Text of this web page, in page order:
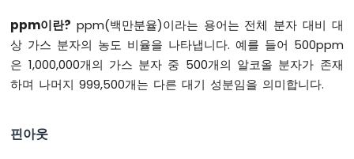
은
누
름
아
노
ppm이란? ppm(백만분율)이라는 용어는 전체 분자 대비 대
상 가스 분자의 농도 비율을 나타냅니다. 예를 들어 500ppm
은 1,000,000개의 가스 분자 중 500개의 알코올 분자가 존재
하며 나머지 999,500개는 다른 대기 성분임을 의미합니다.
핀아웃